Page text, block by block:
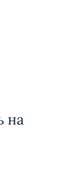
на